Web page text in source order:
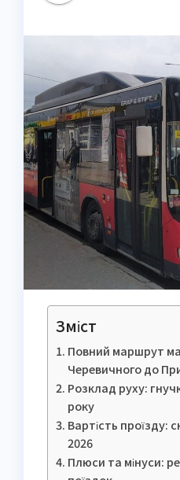
Зміст
Повний маршрут
Черевичного до
Розклад руху:
року
Вартість проїзду:
2026
Плюси та мінуси: